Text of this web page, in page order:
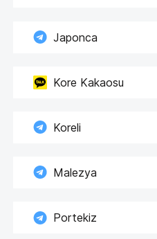
Japonca
Kore Kakaosu
Koreli
Malezya
Portekiz